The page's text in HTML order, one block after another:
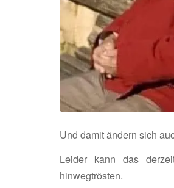
Und damit ändern sich
Leider kann das
hinwegtrösten.